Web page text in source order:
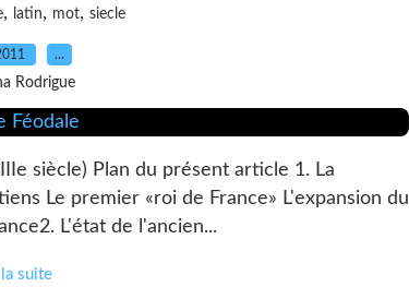
, latin, mot, siecle
…
Rodrigue
siècle) Plan du présent article 1. La
Le premier «roi de France» L'expansion du
L'état de l'ancien...
la suite